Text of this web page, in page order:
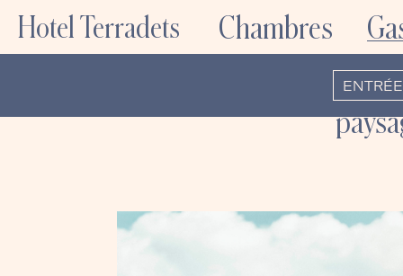
Hotel Terradets Chambres
À